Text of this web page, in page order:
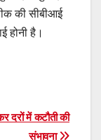
की सीबीआई
होनी है।
दरों में कटौती की
संभावना